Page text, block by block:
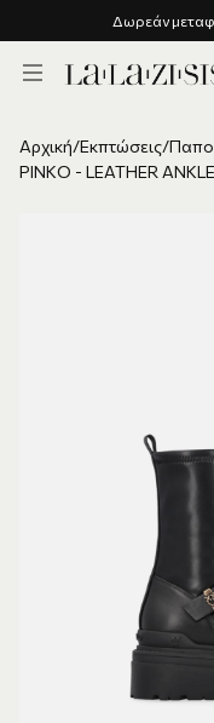
Αρχική/Εκπτώσεις/
PINKO - LEATHER